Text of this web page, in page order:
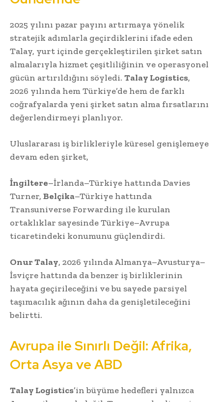
2025 yılını pazar payını artırmaya yönelik
stratejik adımlarla geçirdiklerini ifade eden
Talay, yurt içinde gerçekleştirilen şirket satın
almalarıyla hizmet çeşitliliğinin ve operasyonel
gücün artırıldığını söyledi. Talay Logistics,
2026 yılında hem Türkiye’de hem de farklı
coğrafyalarda yeni şirket satın alma fırsatlarını
değerlendirmeyi planlıyor.
Uluslararası iş birlikleriyle küresel genişlemeye
devam eden şirket,
İngiltere–İrlanda–Türkiye hattında Davies
Turner, Belçika–Türkiye hattında
Transuniverse Forwarding ile kurulan
ortaklıklar sayesinde Türkiye–Avrupa
ticaretindeki konumunu güçlendirdi.
Onur Talay, 2026 yılında Almanya–Avusturya–
İsviçre hattında da benzer iş birliklerinin
hayata geçirileceğini ve bu sayede parsiyel
taşımacılık ağının daha da genişletileceğini
belirtti.
Avrupa ile Sınırlı Değil: Afrika,
Orta Asya ve ABD
Talay Logistics’in büyüme hedefleri yalnızca